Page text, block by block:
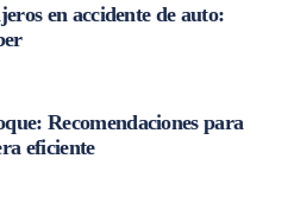
en accidente de auto:
Recomendaciones para
eficiente